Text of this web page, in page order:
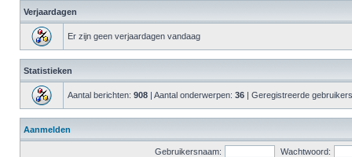
Verjaardagen
Er zijn geen verjaardagen vandaag
Statistieken
Aantal berichten: 908 | Aantal onderwerpen: 36 | Geregistreerde
Aanmelden
Gebruikersnaam: Wachtwoord: